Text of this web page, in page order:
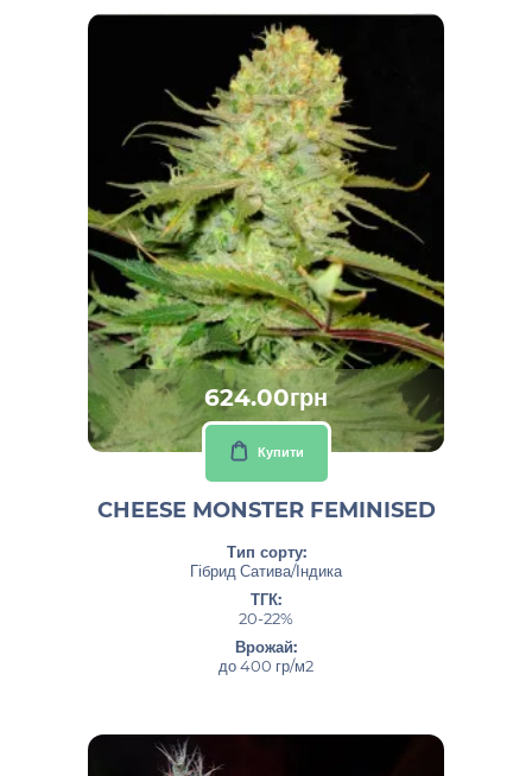
624.00грн
Купити
CHEESE MONSTER FEMINISED
Тип сорту:
Гібрид Сатива/Індика
ТГК:
20-22%
Врожай:
до 400 гр/м2